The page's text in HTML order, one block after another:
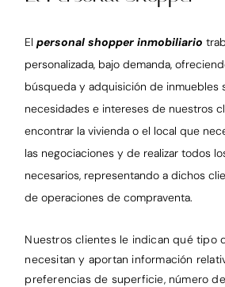
Elpersonal shopper inmobiliario
personalizada, bajo demanda,
búsqueda y adquisición de inmuebles
necesidades e intereses de nuestros
encontrar la vivienda o el local que
las negociaciones y de realizar todos
necesarios, representando a dichos
de operaciones de compraventa.
Nuestros clientes le indican qué tipo
necesitan y aportan información
preferencias de superficie, número